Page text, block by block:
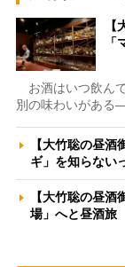
お酒はいつ飲ん
別の味わいがある
【大竹聡の昼
ギ」を知らな
【大竹聡の昼
場」へと昼酒